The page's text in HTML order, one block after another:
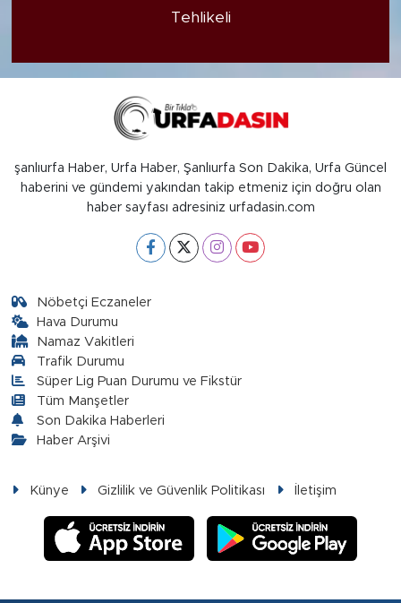
Tehlikeli
şanlıurfa Haber, Urfa Haber, Şanlıurfa Son Dakika, Urfa Güncel
haberini ve gündemi yakından takip etmeniz için doğru olan
haber sayfası adresiniz urfadasin.com
Nöbetçi Eczaneler
Hava Durumu
Namaz Vakitleri
Trafik Durumu
Süper Lig Puan Durumu ve Fikstür
Tüm Manşetler
Son Dakika Haberleri
Haber Arşivi
Künye Gizlilik ve Güvenlik Politikası İletişim